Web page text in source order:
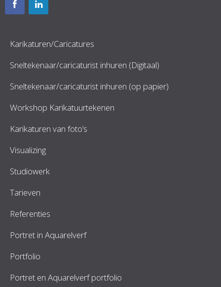
Karikaturen/Caricatures
Sneltekenaar/caricaturist inhuren (Digitaal)
Sneltekenaar/caricaturist inhuren (op papier)
Workshop Karikatuurtekenen
Karikaturen van foto’s
Visualizing
Studiowerk
Tarieven
Referenties
Portret in Aquarelverf
Portfolio
Portret en Aquarelverf portfolio